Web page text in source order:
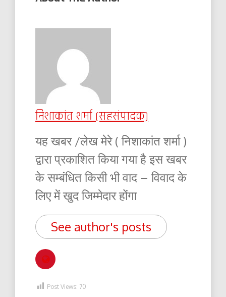
निशाकांत शर्मा (सहसंपादक)
यह खबर /लेख मेरे ( निशाकांत शर्मा )
द्वारा प्रकाशित किया गया है इस खबर
के सम्बंधित किसी भी वाद – विवाद के
लिए में खुद जिम्मेदार होंगा
See author's posts
Post Views: 70